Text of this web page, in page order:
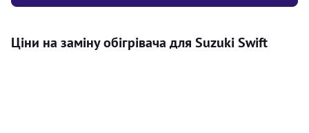
Ціни на заміну обігрівача для Suzuki Swift